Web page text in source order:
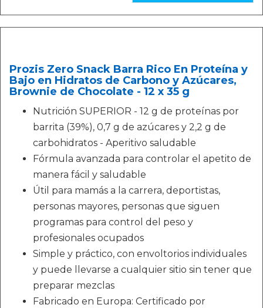
Prozis Zero Snack Barra Rico En Proteína y
Bajo en Hidratos de Carbono y Azúcares,
Brownie de Chocolate - 12 x 35 g
Nutrición SUPERIOR - 12 g de proteínas por
barrita (39%), 0,7 g de azúcares y 2,2 g de
carbohidratos - Aperitivo saludable
Fórmula avanzada para controlar el apetito de
manera fácil y saludable
Útil para mamás a la carrera, deportistas,
personas mayores, personas que siguen
programas para control del peso y
profesionales ocupados
Simple y práctico, con envoltorios individuales
y puede llevarse a cualquier sitio sin tener que
preparar mezclas
Fabricado en Europa: Certificado por